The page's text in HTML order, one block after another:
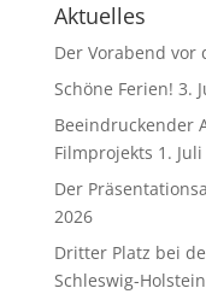
Aktuelles
Der Vorabend vor
Schöne Ferien! 3.
Beeindruckender
Filmprojekts 1.
Der
2026
Dritter Platz bei
Schleswig-Holstein